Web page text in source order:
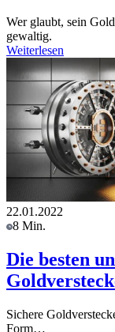
Wer glaubt, sein
gewaltig.
Weiterlesen
22.01.2022
8 Min.
Die besten
Sichere
Form…